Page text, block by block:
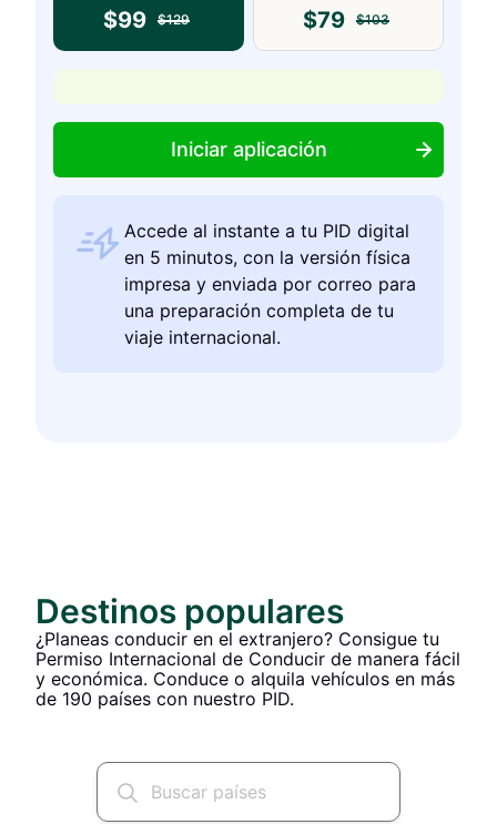
$99 $129 $79 $103
Iniciar aplicación
Accede al instante a tu PID digital
en 5 minutos, con la versión física
impresa y enviada por correo para
una preparación completa de tu
viaje internacional.
Destinos populares
¿Planeas conducir en el extranjero? Consigue tu
Permiso Internacional de Conducir de manera fácil
y económica. Conduce o alquila vehículos en más
de 190 países con nuestro PID.